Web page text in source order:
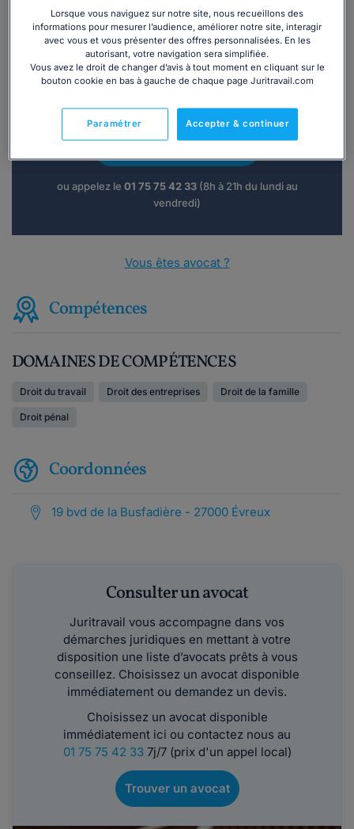
Vous souhaitez une consultation par
téléphone ?
ou appelez le 01 75 75 42 33(8h à 21h du lundi au
vendredi)
Vous êtes avocat ?
Compétences
DOMAINES DE COMPÉTENCES
Droit du travail Droit des entreprises Droit de la famille
Droit pénal
Coordonnées
19 bvd de la Busfadière - 27000 Évreux
Consulter un avocat
Juritravail vous accompagne dans vos
démarches juridiques en mettant à votre
disposition une liste d’avocats prêts à vous
conseillez. Choisissez un avocat disponible
immédiatement ou demandez un devis.
Choisissez un avocat disponible
immédiatement ici ou contactez nous au
01 75 75 42 337j/7 (prix d'un appel local)
Trouver un avocat
Lorsque vous naviguez sur notre site, nous recueillons des
informations pour mesurer l’audience, améliorer notre site, interagir
avec vous et vous présenter des offres personnalisées. En les
autorisant, votre navigation sera simplifiée.
Vous avez le droit de changer d’avis à tout moment en cliquant sur le
bouton cookie en bas à gauche de chaque page Juritravail.com
Accepter & continuer
Paramétrer